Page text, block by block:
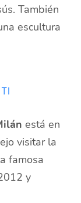
También
escultura
está en
visitar la
famosa
y